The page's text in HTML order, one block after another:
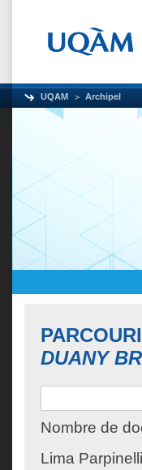
UQAM Archipel
DUANY
Nombre de
Lima